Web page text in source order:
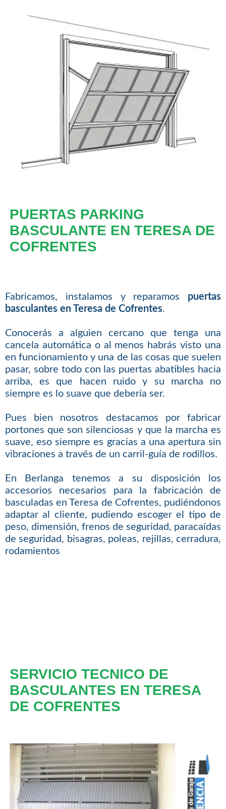
PUERTAS PARKING
BASCULANTE EN TERESA DE
COFRENTES
Fabricamos, instalamos y reparamos puertas
basculantes en Teresa de Cofrentes.
Conocerás a alguien cercano que tenga una
cancela automática o al menos habrás visto una
en funcionamiento y una de las cosas que suelen
pasar, sobre todo con las puertas abatibles hacia
arriba, es que hacen ruido y su marcha no
siempre es lo suave que debería ser.
Pues bien nosotros destacamos por fabricar
portones que son silenciosas y que la marcha es
suave, eso siempre es gracias a una apertura sin
vibraciones a través de un carril-guía de rodillos.
En Berlanga tenemos a su disposición los
accesorios necesarios para la fabricación de
basculadas en Teresa de Cofrentes, pudiéndonos
adaptar al cliente, pudiendo escoger el tipo de
peso, dimensión, frenos de seguridad, paracaídas
de seguridad, bisagras, poleas, rejillas, cerradura,
rodamientos
SERVICIO TECNICO DE
BASCULANTES EN TERESA
DE COFRENTES